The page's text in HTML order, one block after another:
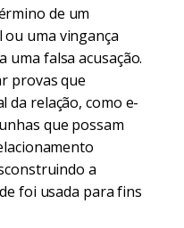
de um
uma vingança
uma falsa acusação.
provas que
da relação, como e-
que possam
a
foi usada para fins